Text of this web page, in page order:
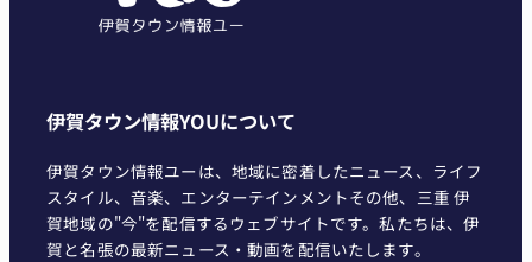
伊賀タウン情報YOUについて
伊賀タウン情報ユーは、地域に密着したニュース、ライフ
スタイル、音楽、エンターテインメントその他、三重 伊
賀地域の"今"を配信するウェブサイトです。私たちは、伊
賀と名張の最新ニュース・動画を配信いたします。